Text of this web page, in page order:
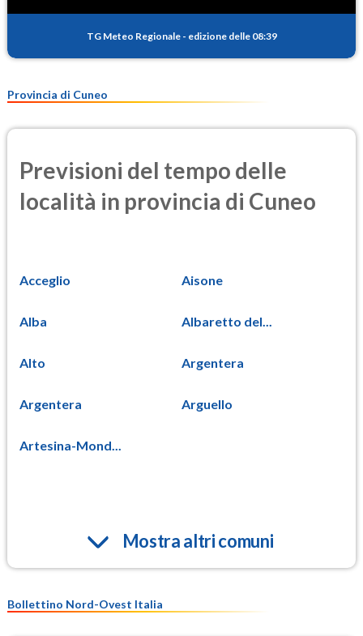
TG Meteo Regionale - edizione delle 08:39
Provincia di Cuneo
Previsioni del tempo delle
località in provincia di Cuneo
Acceglio Aisone
Alba Albaretto del...
Alto Argentera
Argentera Arguello
Artesina-Mond...
Mostra altri comuni
Bollettino Nord-Ovest Italia